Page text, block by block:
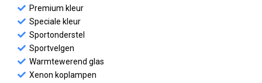
Premium kleur
Speciale kleur
Sportonderstel
Sportvelgen
Warmtewerend glas
Xenon koplampen